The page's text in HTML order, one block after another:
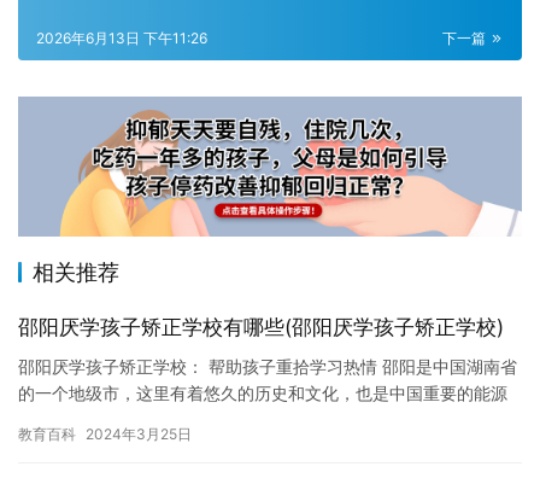
下一篇
2026年6月13日 下午11:26
相关推荐
邵阳厌学孩子矫正学校有哪些(邵阳厌学孩子矫正学校)
邵阳厌学孩子矫正学校： 帮助孩子重拾学习热情 邵阳是中国湖南省
的一个地级市，这里有着悠久的历史和文化，也是中国重要的能源
也…
教育百科 2024年3月25日